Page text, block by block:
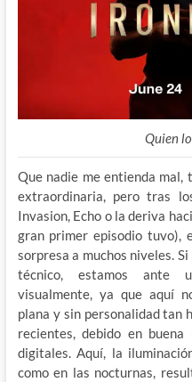
Quien
Que nadie me entienda mal,
extraordinaria, pero tras
Invasion, Echo o la deriva
gran primer episodio tuvo),
sorpresa a muchos niveles.
técnico, estamos ante
visualmente, ya que aquí
plana y sin personalidad tan
recientes, debido en
digitales. Aquí, la
como en las nocturnas,